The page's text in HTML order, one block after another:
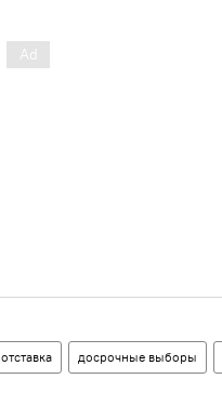
отставка досрочные выборы